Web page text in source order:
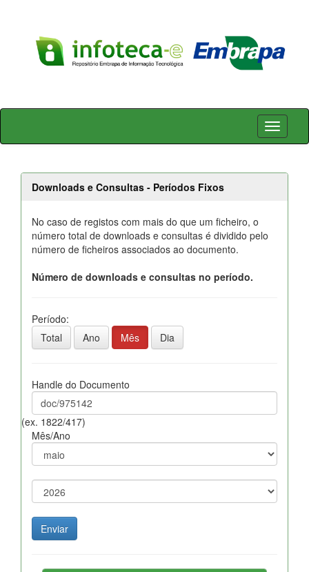
Skip
Downloads e Consultas - Períodos Fixos
No caso de registos com mais do que um ficheiro, o
número total de downloads e consultas é dividido pelo
número de ficheiros associados ao documento.
Número de downloads e consultas no período.
Período:
Total
Ano Mês Dia
Handle do Documento
(ex. 1822/417)
Mês/Ano